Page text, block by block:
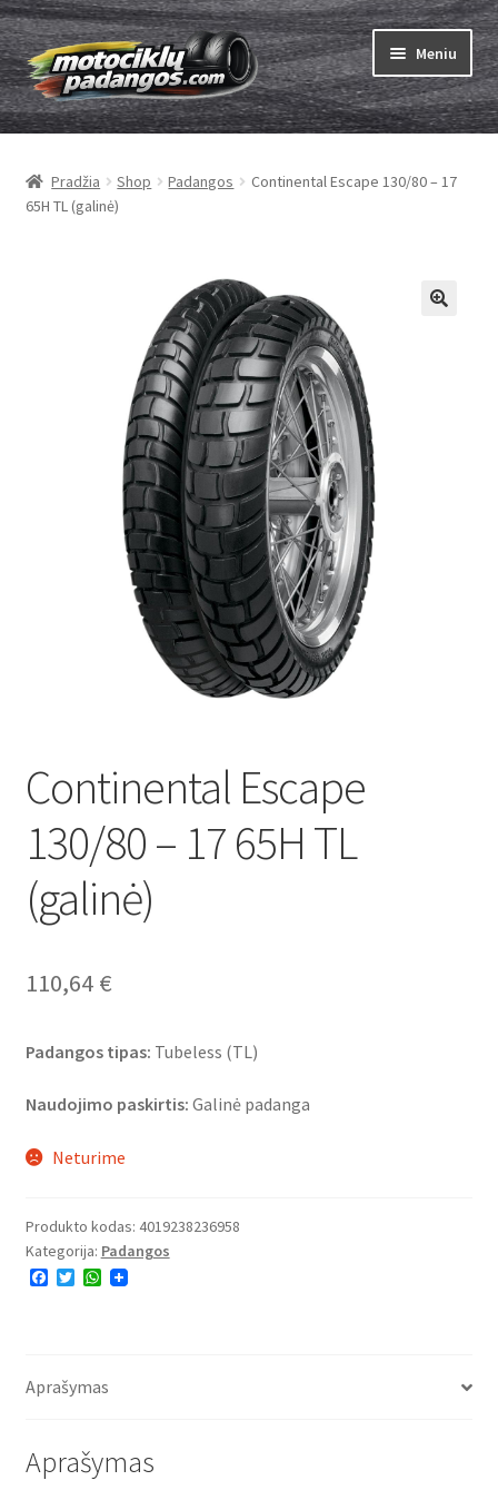
Pereiti
prie
meniu
Pereiti
prie
turinio
Meniu
Padangos
menu
Kameros
menu
Pradžia Shop Padangos
Continental Escape 130/80 – 17
65H TL (galinė)
Continental Escape
130/80 – 17 65H TL
(galinė)
110,64 €
Padangos tipas: Tubeless (TL)
Naudojimo paskirtis: Galinė padanga
Neturime
Produkto kodas: 4019238236958
Kategorija: Padangos
F
o
T
r
W
p
Aprašymas
Aprašymas